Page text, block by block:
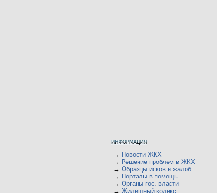
→ Новости ЖКХ
→ Решение проблем в ЖКХ
→ Образцы исков и жалоб
→ Порталы в помощь
→ Органы гос. власти
→ Жилищный кодекс